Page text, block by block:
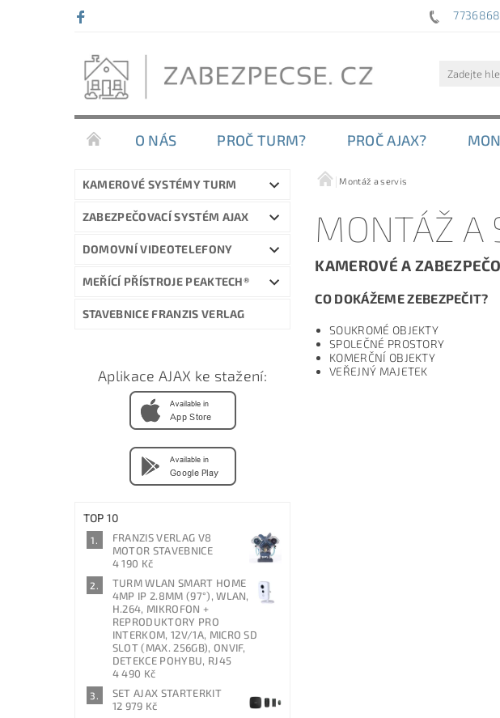
O NÁS PROČ TURM? PROČ AJAX?
KAMEROVÉ SYSTÉMY TURM
ZABEZPEČOVACÍ SYSTÉM AJAX
DOMOVNÍ VIDEOTELEFONY
MEŘÍCÍ PŘÍSTROJE PEAKTECH®
STAVEBNICE FRANZIS VERLAG
Aplikace AJAX ke stažení:
TOP 10
FRANZIS VERLAG V8
MOTOR STAVEBNICE
4 190 Kč
TURM WLAN SMART HOME
4MP IP 2.8MM (97°), WLAN,
H.264, MIKROFON +
REPRODUKTORY PRO
INTERKOM, 12V/1A, MICRO SD
SLOT (MAX. 256GB), ONVIF,
DETEKCE POHYBU, RJ45
4 490 Kč
SET AJAX STARTERKIT
12 979 Kč
Montáž a servis
MONTÁŽ A
KAMEROVÉ A
CO DOKÁŽEME ZEBEZPEČIT?
SOUKROMÉ OBJEKTY
SPOLEČNÉ PROSTORY
KOMERČNÍ OBJEKTY
VEŘEJNÝ MAJETEK